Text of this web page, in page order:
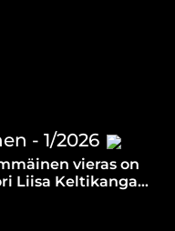
- 1/2026
vieras on
Liisa Keltikangas-